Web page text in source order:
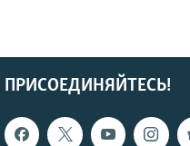
ПРИСОЕДИНЯЙТЕСЬ!